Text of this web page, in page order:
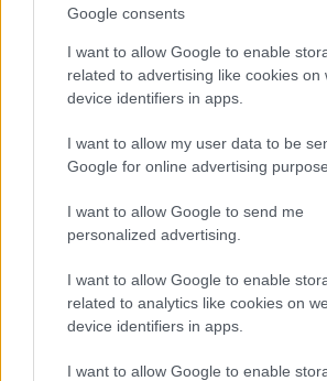
Google consents
I want to allow Google to enable
related to advertising like cookies on
device identifiers in apps.
I want to allow my user data to be
Google for online advertising
I want to allow Google to send me
personalized advertising.
I want to allow Google to enable
related to analytics like cookies on
device identifiers in apps.
I want to allow Google to enable
Un hombre compra el
SMS de la historia por
CIENCIA Y TECNOLOGÍA